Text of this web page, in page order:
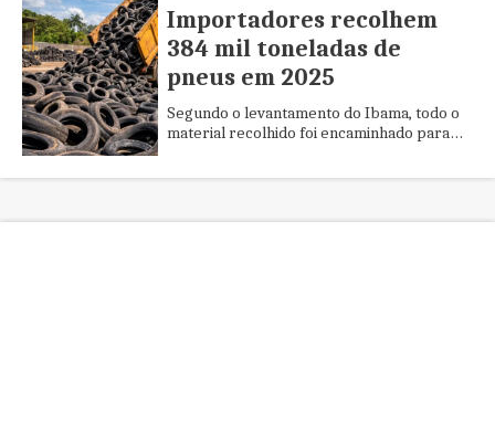
Importadores recolhem
384 mil toneladas de
pneus em 2025
Segundo o levantamento do Ibama, todo o
material recolhido foi encaminhado para